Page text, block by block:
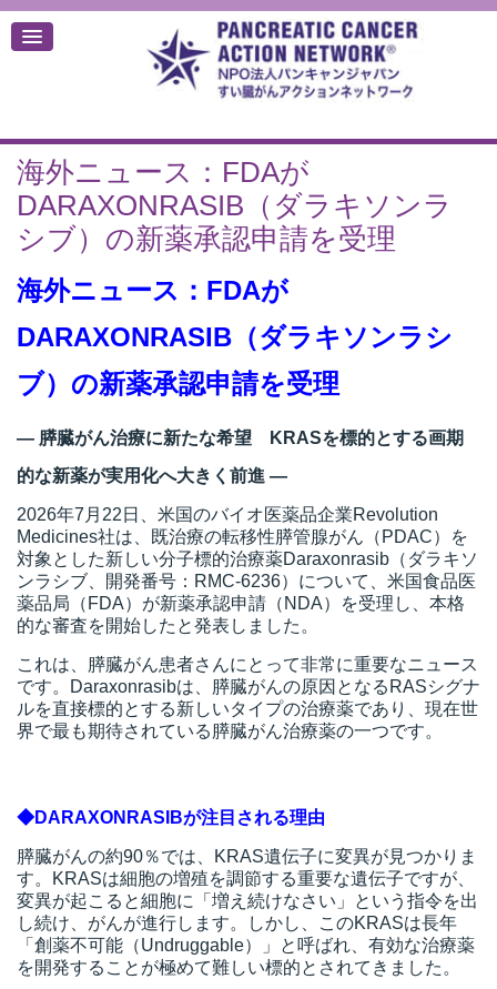
海外ニュース：FDAが
DARAXONRASIB（ダラキソンラ
シブ）の新薬承認申請を受理
海外ニュース：FDAが
DARAXONRASIB（ダラキソンラシ
ブ）の新薬承認申請を受理
― 膵臓がん治療に新たな希望 KRASを標的とする画期
的な新薬が実用化へ大きく前進 ―
2026年7月22日、米国のバイオ医薬品企業Revolution
Medicines社は、既治療の転移性膵管腺がん（PDAC）を
対象とした新しい分子標的治療薬Daraxonrasib（ダラキソ
ンラシブ、開発番号：RMC-6236）について、米国食品医
薬品局（FDA）が新薬承認申請（NDA）を受理し、本格
的な審査を開始したと発表しました。
これは、膵臓がん患者さんにとって非常に重要なニュース
です。Daraxonrasibは、膵臓がんの原因となるRASシグナ
ルを直接標的とする新しいタイプの治療薬であり、現在世
界で最も期待されている膵臓がん治療薬の一つです。
◆DARAXONRASIBが注目される理由
膵臓がんの約90％では、KRAS遺伝子に変異が見つかりま
す。KRASは細胞の増殖を調節する重要な遺伝子ですが、
変異が起こると細胞に「増え続けなさい」という指令を出
し続け、がんが進行します。しかし、このKRASは長年
「創薬不可能（Undruggable）」と呼ばれ、有効な治療薬
を開発することが極めて難しい標的とされてきました。